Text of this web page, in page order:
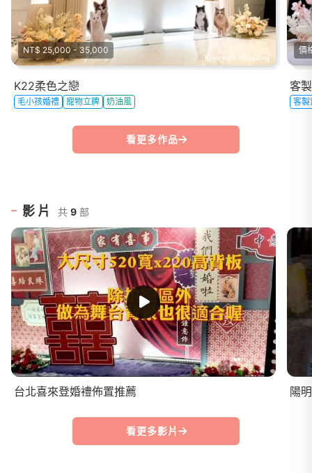
NT$ 25,000 - 35,000
K22柔色之戀
毛小孩婚禮 寵物立牌 奶油風
價
客
客製
看更多作品
影片 共 9 部
台北喜來登婚禮佈置推薦 陽
看更多影片